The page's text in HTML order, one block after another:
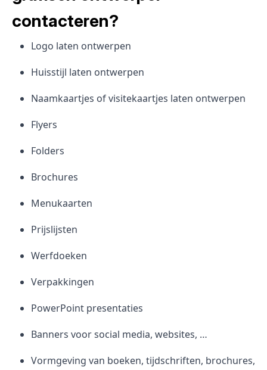
contacteren?
Logo laten ontwerpen
Huisstijl laten ontwerpen
Naamkaartjes of visitekaartjes laten ontwerpen
Flyers
Folders
Brochures
Menukaarten
Prijslijsten
Werfdoeken
Verpakkingen
PowerPoint presentaties
Banners voor social media, websites, …
Vormgeving van boeken, tijdschriften, brochures,